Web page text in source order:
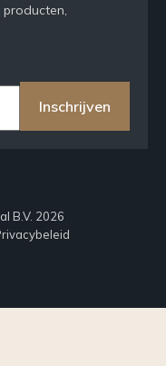
Inschrijven
B.V. 2026